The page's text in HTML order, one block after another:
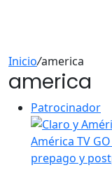
Inicio/america
america
Patrocinador